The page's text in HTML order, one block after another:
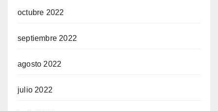
octubre 2022
septiembre 2022
agosto 2022
julio 2022